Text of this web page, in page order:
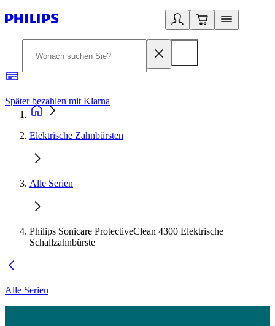
Später bezahlen mit Klarna
Elektrische Zahnbürsten
Alle Serien
Philips Sonicare ProtectiveClean 4300 Elektrische
Schallzahnbürste
Alle Serien